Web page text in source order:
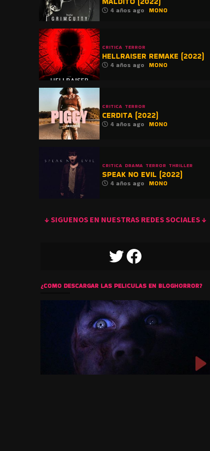
4 años ago MONO
CRITICA TERROR
HELLRAISER REMAKE (2022)
4 años ago MONO
CRITICA TERROR
CERDITA (2022)
4 años ago MONO
CRITICA DRAMA TERROR THRILLER
SPEAK NO EVIL (2022)
4 años ago MONO
↓ SIGUENOS EN NUESTRAS REDES SOCIALES ↓
TWITTERFACEBOOK
¿COMO DESCARGAR LAS PELICULAS EN BLOGHORROR?